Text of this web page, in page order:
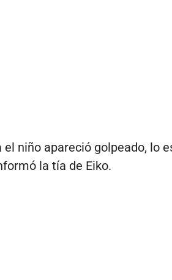
niño apareció golpeado, lo
la tía de Eiko.